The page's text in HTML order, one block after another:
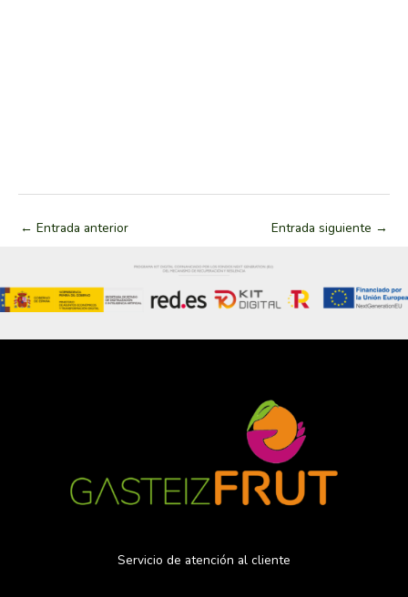
← Entrada anterior Entrada siguiente →
Servicio de atención al cliente